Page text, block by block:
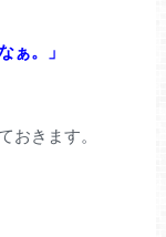
ぁ。」
おきます。